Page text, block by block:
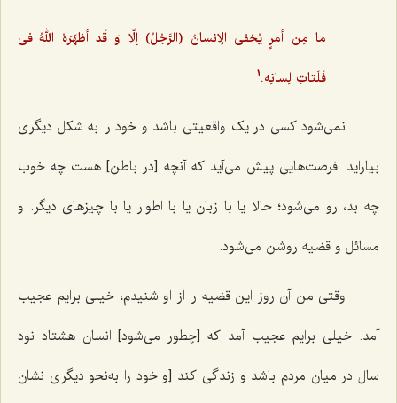
ما مِن أمرٍ یُخفی الإنسانُ (الرَّجُلُ) إلّا وَ قَد أظهَرَهُ اللهُ فی
فَلَتاتِ لِسانِه.1
نمی‌شود کسی در یک واقعیتی باشد و خود را به شکل دیگری
بیاراید. فرصت‌هایی پیش می‌آید که آنچه [در باطن] هست چه خوب
چه بد، رو می‌شود؛ حالا یا با زبان یا با اطوار یا با چیزهای دیگر. و
مسائل و قضیه روشن می‌شود.
وقتی من آن روز این قضیه را از او شنیدم، خیلی برایم عجیب
آمد. خیلی برایم عجیب آمد که [چطور می‌شود] انسان هشتاد نود
سال در میان مردم باشد و زندگی کند [و خود را به‌نحو دیگری نشان